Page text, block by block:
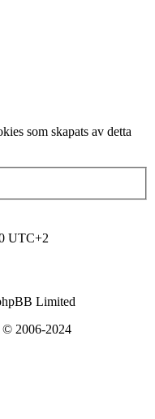
som skapats av detta
UTC+2
Limited
© 2006-2024